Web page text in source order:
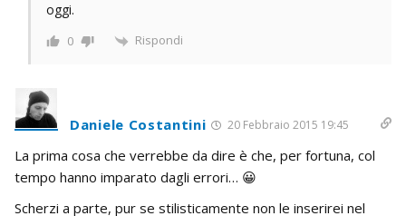
oggi.
0 Rispondi
Daniele Costantini 20 Febbraio 2015 19:45
La prima cosa che verrebbe da dire è che, per fortuna, col
tempo hanno imparato dagli errori… 😀
Scherzi a parte, pur se stilisticamente non le inserirei nel